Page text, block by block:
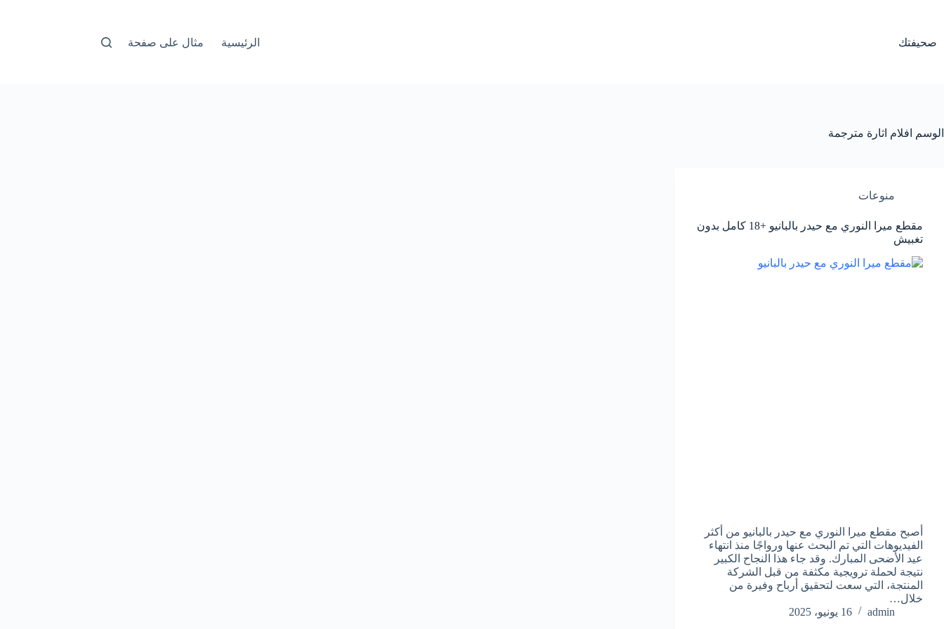
صحيفتك الرئيسية مثال على صفحة
الوسم افلام اثارة مترجمة
منوعات
مقطع ميرا النوري مع حيدر بالبانيو +18 كامل بدون
تغبيش
أصبح مقطع ميرا النوري مع حيدر بالبانيو من أكثر
الفيديوهات التي تم البحث عنها ورواجًا منذ انتهاء
عيد الأضحى المبارك. وقد جاء هذا النجاح الكبير
نتيجة لحملة ترويجية مكثفة من قبل الشركة
المنتجة، التي سعت لتحقيق أرباح وفيرة من
خلال…
admin
16 يونيو، 2025